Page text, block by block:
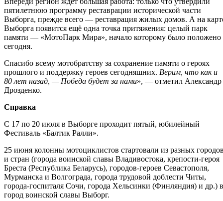
пятилетнюю программу реставрации исторической части
Выборга, прежде всего — реставрация жилых домов. А на
Выборга появится ещё одна точка притяжения: целый парк
памяти — «МотоПарк Мира», начало которому было положено
сегодня.
Спасибо всему мотобратству за сохранение памяти о героях
прошлого и поддержку героев сегодняшних. Верим, что как и
80 лет назад, — Победа будет за нами», — отметил Александр
Дрозденко.
Справка
С 17 по 20 июля в Выборге проходит пятый, юбилейный
Фестиваль «Балтик Ралли».
25 июня колонны мотоциклистов стартовали из разных
и стран (города воинской славы Владивостока, крепости-героя
Бреста (Республика Беларусь), городов-героев Севастополя,
Мурманска и Волгограда, города трудовой доблести Читы,
города-госпиталя Сочи, города Хельсинки (Финляндия) и др.) в
город воинской славы Выборг.